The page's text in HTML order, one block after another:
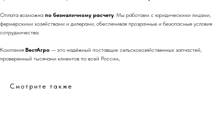
Оплата возможна по безналичному расчету. Мы работаем с юридическими лицами,
фермерскими хозяйствами и дилерами, обеспечивая прозрачные и безопасные условия
сотрудничества.
Компания ВестАгро — это надёжный поставщик сельскохозяйственных запчастей,
проверенный тысячами клиентов по всей России.
Смотрите также